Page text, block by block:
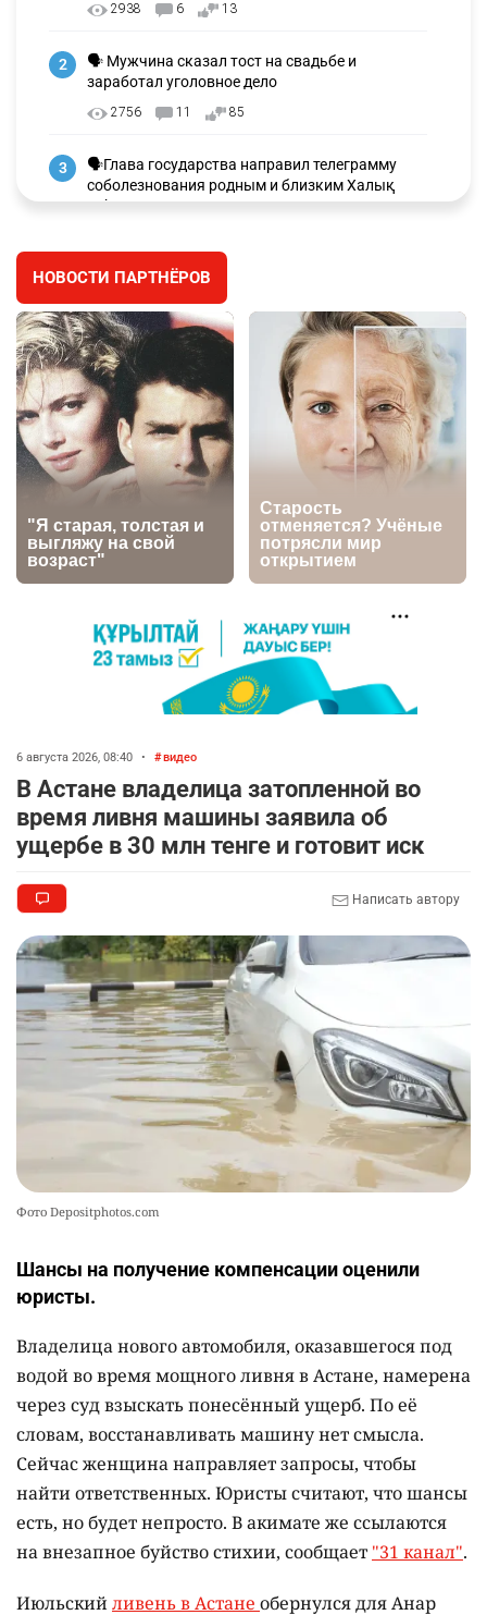
2938 6 13
2
🗣 Мужчина сказал тост на свадьбе и
заработал уголовное дело
2756 11 85
3
🗣Глава государства направил телеграмму
соболезнования родным и близким Халық
қаһарманы Ивана Гапича
🇫🇷 Клуб ПСЖ объявил об открытии своей
футбольной академии в Астане
2630 2 39
5
🇺🇸🇯🇵 США и Япония провели совместную
интервенцию для спасения иены
2687 1 16
2720 6
Казахстане продолжают расти цены на
баранину и конину
2398 5 17
9
🎬 Умер известный казахстанский
кинорежиссёр Ардак Амиркулов
10
2343 1 22
НОВОСТИ ПАРТНЁРОВ
6 августа 2026, 08:40 • видео
В Астане владелица затопленной во
время ливня машины заявила об
ущербе в 30 млн тенге и готовит иск
Написать автору
Фото Depositphotos.com
Шансы на получение компенсации оценили
юристы.
Владелица нового автомобиля, оказавшегося под
водой во время мощного ливня в Астане, намерена
через суд взыскать понесённый ущерб. По её
словам, восстанавливать машину нет смысла.
Сейчас женщина направляет запросы, чтобы
найти ответственных. Юристы считают, что шансы
есть, но будет непросто. В акимате же ссылаются
на внезапное буйство стихии, сообщает "31 канал".
Июльскийливень в Астане обернулся для Анар